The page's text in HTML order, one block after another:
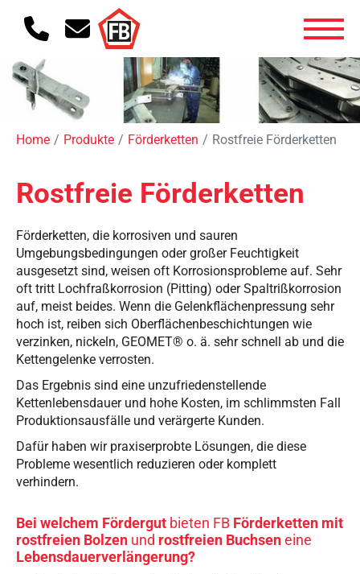
Home Produkte Förderketten Rostfreie Förderketten
Rostfreie Förderketten
Förderketten, die korrosiven und sauren
Umgebungsbedingungen oder großer Feuchtigkeit
ausgesetzt sind, weisen oft Korrosionsprobleme auf. Sehr
oft tritt Lochfraßkorrosion (Pitting) oder Spaltrißkorrosion
auf, meist beides. Wenn die Gelenkflächenpressung sehr
hoch ist, reiben sich Oberflächenbeschichtungen wie
verzinken, nickeln, GEOMET® o. ä. sehr schnell ab und die
Kettengelenke verrosten.
Das Ergebnis sind eine unzufriedenstellende
Kettenlebensdauer und hohe Kosten, im schlimmsten Fall
Produktionsausfälle und verärgerte Kunden.
Dafür haben wir praxiserprobte Lösungen, die diese
Probleme wesentlich reduzieren oder komplett
verhindern.
Bei welchem Fördergut bieten FB Förderketten mit
rostfreien Bolzen und rostfreien Buchsen eine
Lebensdauerverlängerung?